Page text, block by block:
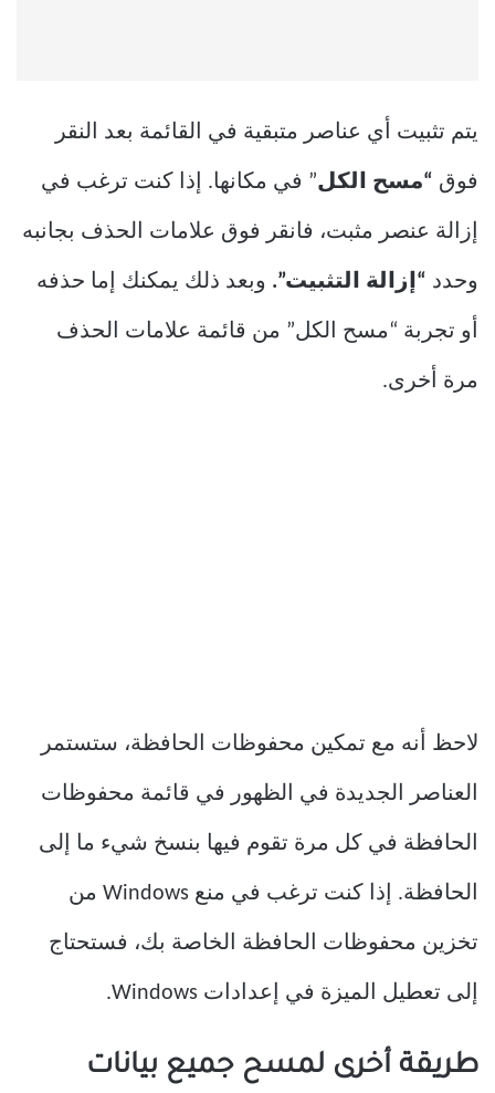
يتم تثبيت أي عناصر متبقية في القائمة بعد النقر
فوق “مسح الكل” في مكانها. إذا كنت ترغب في
إزالة عنصر مثبت، فانقر فوق علامات الحذف بجانبه
وحدد “إزالة التثبيت”. وبعد ذلك يمكنك إما حذفه
أو تجربة “مسح الكل” من قائمة علامات الحذف
مرة أخرى.
لاحظ أنه مع تمكين محفوظات الحافظة، ستستمر
العناصر الجديدة في الظهور في قائمة محفوظات
الحافظة في كل مرة تقوم فيها بنسخ شيء ما إلى
الحافظة. إذا كنت ترغب في منع Windows من
تخزين محفوظات الحافظة الخاصة بك، فستحتاج
إلى تعطيل الميزة في إعدادات Windows.
طريقة أخرى لمسح جميع بيانات